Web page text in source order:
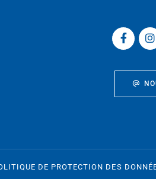
DE PROTECTION DES